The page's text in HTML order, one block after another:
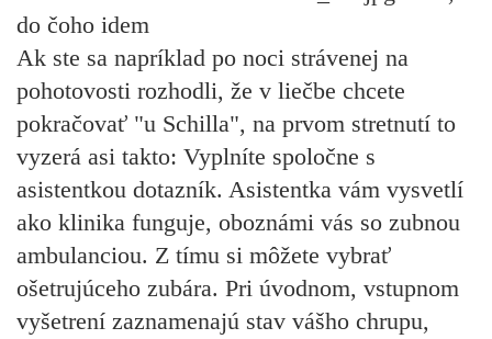
do čoho idem
Ak ste sa napríklad po noci strávenej na
pohotovosti rozhodli, že v liečbe chcete
pokračovať "u Schilla", na prvom stretnutí to
vyzerá asi takto: Vyplníte spoločne s
asistentkou dotazník. Asistentka vám vysvetlí
ako klinika funguje, oboznámi vás so zubnou
ambulanciou. Z tímu si môžete vybrať
ošetrujúceho zubára. Pri úvodnom, vstupnom
vyšetrení zaznamenajú stav vášho chrupu,